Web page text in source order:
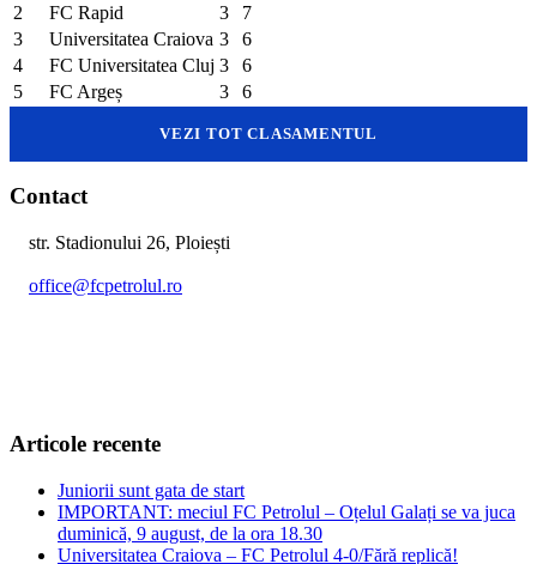
2
FC Rapid 3
7
3
Universitatea Craiova 3
6
4
FC Universitatea Cluj 3
6
5
FC Argeș 3 6
VEZI TOT CLASAMENTUL
Contact
str. Stadionului 26, Ploiești
office@fcpetrolul.ro
Articole recente
Juniorii sunt gata de start
IMPORTANT: meciul FC Petrolul – Oțelul Galați se va juca
duminică, 9 august, de la ora 18.30
Universitatea Craiova – FC Petrolul 4-0/Fără replică!